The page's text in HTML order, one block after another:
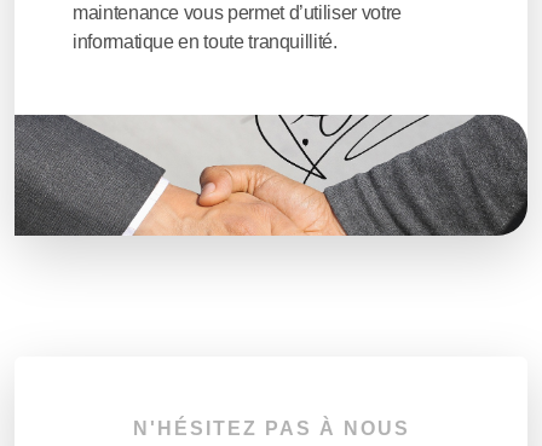
maintenance vous permet d’utiliser votre
informatique en toute tranquillité.
N'HÉSITEZ PAS À NOUS